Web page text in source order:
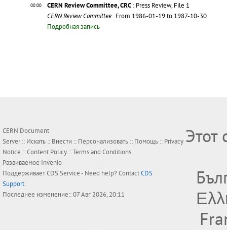
00:00
CERN Review Committee, CRC : Press Review, File 1
CERN Review Committee. From 1986-01-19 to 1987-10-30
Подробная запись
CERN Document
Server :: Искать :: Внести :: Персонализовать :: Помощь :: Privacy
Notice ::Content Policy ::Terms and Conditions
Развиваемое Invenio
ПоддерживаетCDS Service- Need help? ContactCDS
Support.
Последнее изменение:: 07 Авг 2026, 20:11
Этот